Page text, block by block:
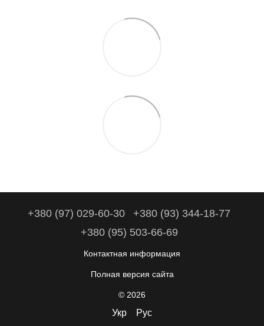
+380 (97) 029-60-30
+380 (93) 344-18-77
+380 (95) 503-66-69
Контактная информация
Полная версия сайта
© 2026
Укр Рус